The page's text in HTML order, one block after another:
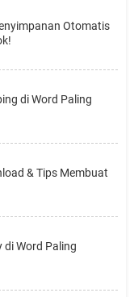
Otomatis
di Word Paling
& Tips Membuat
di Word Paling